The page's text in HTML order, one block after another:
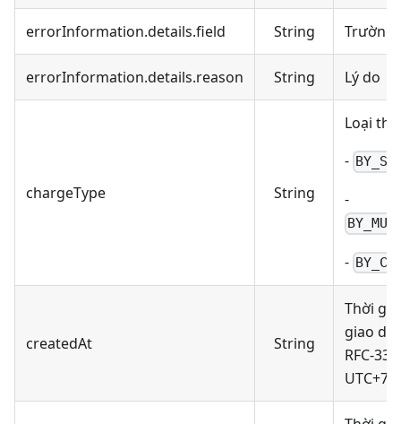
errorInformation.details.field String Trường
errorInformation.details.reason String Lý do
chargeType String
Loại
-
-
-
createdAt String
Thời
giao
RFC-
UTC+7